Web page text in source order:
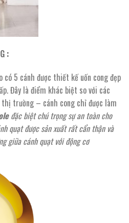
:
có 5 cánh được thiết kế uốn cong đẹp
Đây là điểm khác biệt so với các
trường – cánh cong chỉ được làm
đặc biệt chú trọng sự an toàn cho
quạt được sản xuất rất cẩn thận và
giữa cánh quạt với động cơ